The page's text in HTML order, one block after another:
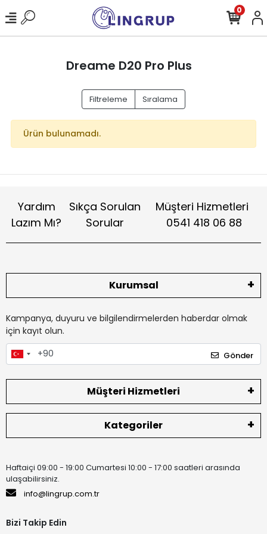
0
Dreame D20 Pro Plus
Filtreleme Sıralama
Ürün bulunamadı.
Yardım
Lazım Mı?
Sıkça Sorulan
Sorular
Müşteri Hizmetleri
0541 418 06 88
Kurumsal
Kampanya, duyuru ve bilgilendirmelerden haberdar olmak
için kayıt olun.
Gönder
Müşteri Hizmetleri
Kategoriler
Haftaiçi 09:00 - 19:00 Cumartesi 10:00 - 17:00 saatleri arasında
ulaşabilirsiniz.
info@lingrup.com.tr
Bizi Takip Edin